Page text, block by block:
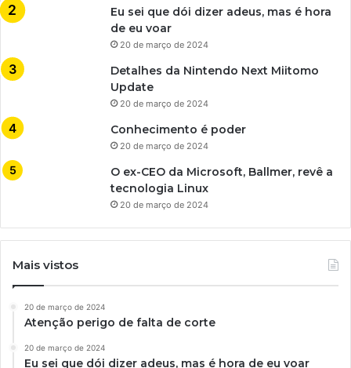
Eu sei que dói dizer adeus, mas é hora
de eu voar
20 de março de 2024
Detalhes da Nintendo Next Miitomo
Update
20 de março de 2024
Conhecimento é poder
20 de março de 2024
O ex-CEO da Microsoft, Ballmer, revê a
tecnologia Linux
20 de março de 2024
Mais vistos
20 de março de 2024
Atenção perigo de falta de corte
20 de março de 2024
Eu sei que dói dizer adeus, mas é hora de eu voar